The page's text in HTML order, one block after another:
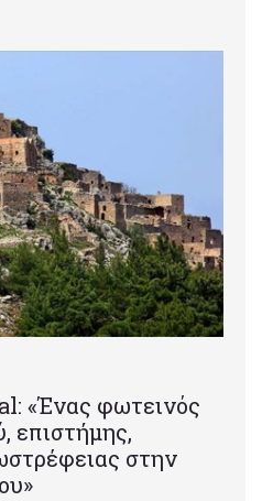
«Ένας φωτεινός
επιστήμης,
στην